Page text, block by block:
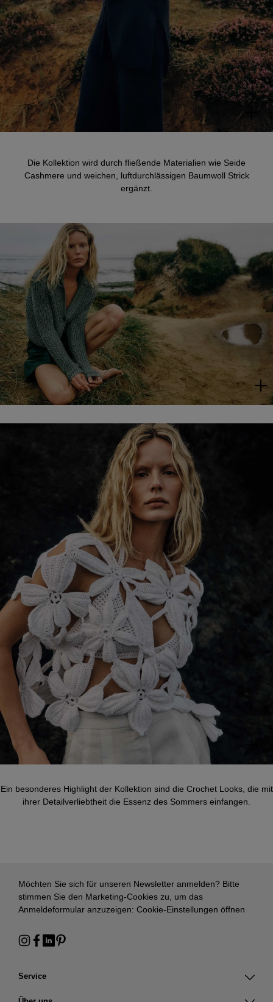
Die Kollektion wird durch fließende Materialien wie Seide
Cashmere und weichen, luftdurchlässigen Baumwoll Strick
ergänzt.
Ein besonderes Highlight der Kollektion sind die Crochet Looks, die mit
ihrer Detailverliebtheit die Essenz des Sommers einfangen.
Service
Möchten Sie sich für unseren Newsletter anmelden? Bitte
stimmen Sie den Marketing-Cookies zu, um das
Anmeldeformular anzuzeigen: Cookie-Einstellungen öffnen